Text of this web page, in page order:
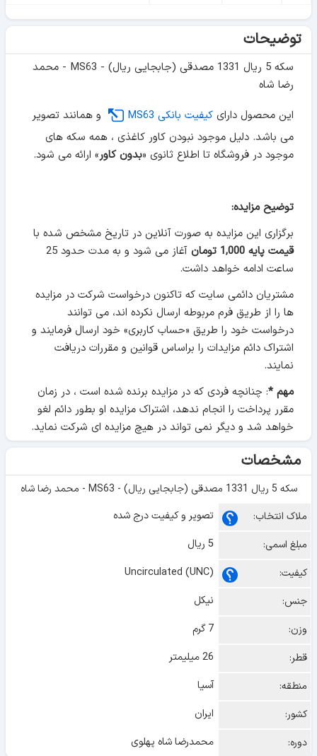
توضیحات
سکه 5 ریال 1331 مصدقی (جابجایی ریال) - MS63 - محمد
رضا شاه
این محصول دارای کیفیت بانکی MS63
و همانند تصویر
می باشد. دلیل موجود نبودن کاور کاغذی ، همه سکه های
موجود در فروشگاه تا اطلاع ثانوی «بدون کاور» ارائه می شود.
توضیح مزایده:
برگزاری این مزایده به صورت آنلاین در تاریخ مشخص شده با
قیمت پایه 1,000 تومان
آغاز می شود و به مدت حدود 25
ساعت ادامه خواهد داشت.
مشتریان دائمی سایت که تاکنون درخواست شرکت در مزایده
ها را از طریق فرم مربوطه ارسال نکرده اند، می توانند
درخواست خود را طریق «حساب کاربری» خود ارسال فرمایند و
اشتراک دائم مزایدات را براساس قوانین و مقررات دریافت
نمایند.
مهم *: چنانچه فردی که در مزایده برنده شده است ، در زمان
مقرر پرداخت را انجام ندهد، اشتراک مزایده او بطور دائم لغو
خواهد شد و دیگر نمی تواند در هیچ مزایده ای شرکت نماید.
مشخصات
سکه 5 ریال 1331 مصدقی (جابجایی ریال) - MS63 - محمد رضا شاه
ملاک انتخاب:
تصویر و کیفیت درج شده
مبلغ اسمی:
5 ریال
کیفیت:
Uncirculated (UNC)
جنس:
نیکل
وزن:
7 گرم
قطر:
26 میلیمتر
منطقه:
آسیا
کشور:
ایران
دوره:
محمدرضا شاه پهلوی